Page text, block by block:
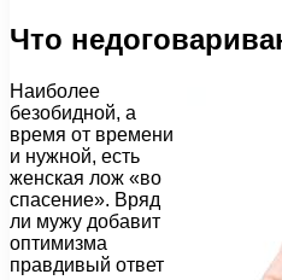
Что
Наиболее
безобидной, а
время от времени
и нужной, есть
женская лож «во
спасение». Вряд
ли мужу добавит
оптимизма
правдивый ответ